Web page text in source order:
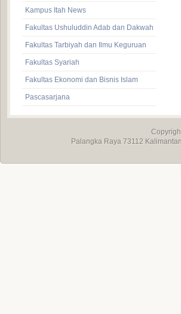
Kampus Itah News
Fakultas Ushuluddin Adab dan Dakwah
Fakultas Tarbiyah dan Ilmu Keguruan
Fakultas Syariah
Fakultas Ekonomi dan Bisnis Islam
Pascasarjana
Palangka Raya 73112